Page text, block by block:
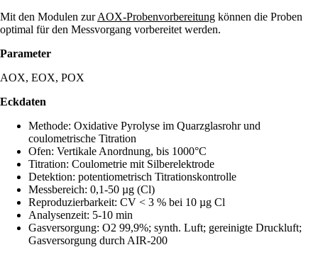
Mit den Modulen zurAOX-Probenvorbereitung können die Proben
optimal für den Messvorgang vorbereitet werden.
Parameter
AOX, EOX, POX
Eckdaten
Methode: Oxidative Pyrolyse im Quarzglasrohr und
coulometrische Titration
Ofen: Vertikale Anordnung, bis 1000°C
Titration: Coulometrie mit Silberelektrode
Detektion: potentiometrisch Titrationskontrolle
Messbereich: 0,1-50 µg (Cl)
Reproduzierbarkeit: CV < 3 % bei 10 µg Cl
Analysenzeit: 5-10 min
Gasversorgung: O2 99,9%; synth. Luft; gereinigte Druckluft;
Gasversorgung durch AIR-200